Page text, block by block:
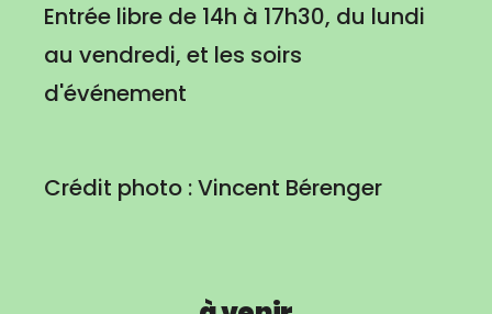
Entrée libre de 14h à 17h30, du lundi
au vendredi, et les soirs
d'événement
Crédit photo : Vincent Bérenger